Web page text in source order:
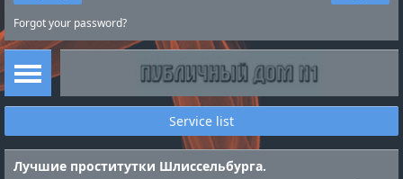
Forgot your password?
Service list
Лучшие проститутки Шлиссельбурга.